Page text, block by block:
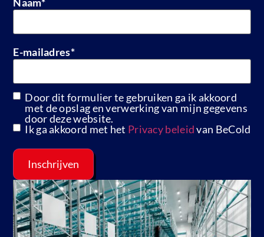
E-mailadres*
GDPR
Door dit formulier te gebruiken ga ik akkoord
met de opslag en verwerking van mijn gegevens
door deze website.
Ik ga akkoord met het Privacy beleidvan BeCold
Inschrijven